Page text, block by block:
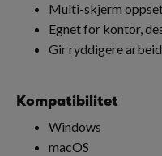
Multi-skjerm
Egnet for kontor,
Gir ryddigere
Kompatibilitet
Windows
macOS